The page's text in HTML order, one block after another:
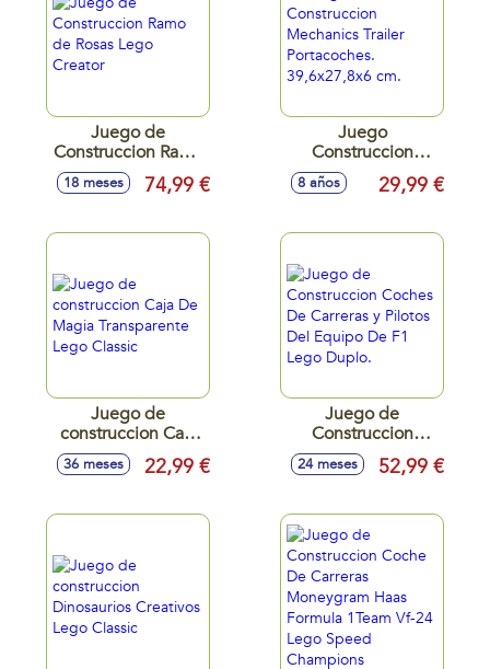
Juego de
Construccion Ramo
de Rosas Lego
Creator
18 meses 74,99 €
Juego
Construccion
Mechanics Trailer
Portacoches.
8 años 29,99 €
Juego de
construccion Caja
De Magia
Transparente Lego
36 meses 22,99 €
Juego de
Construccion
Coches De Carreras
y Pilotos Del
Duplo.
24 meses 52,99 €